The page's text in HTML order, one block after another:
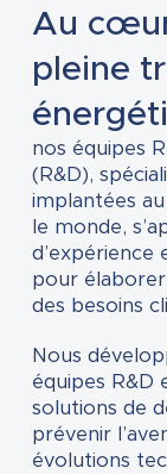
Au
pleine
nos équipes
(R&D),
implantées
le monde,
d’expérience
pour
des besoins
Nous
équipes R&D
solutions de
prévenir
évolutions